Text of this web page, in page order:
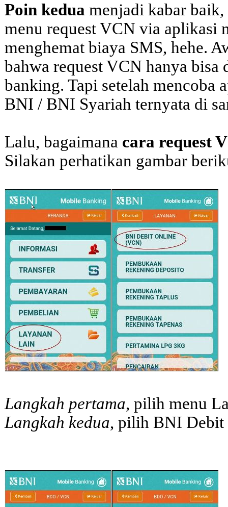
Poin kedua menjadi kabar baik,
menu request VCN via aplikasi
menghemat biaya SMS, hehe.
bahwa request VCN hanya
banking. Tapi setelah
BNI / BNI Syariah ternyata di
Lalu, bagaimana cara request
Silakan perhatikan gambar
Langkah pertama, pilih menu
Langkah kedua, pilih BNI